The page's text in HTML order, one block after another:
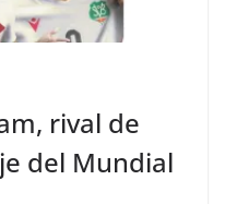
rival de
del Mundial